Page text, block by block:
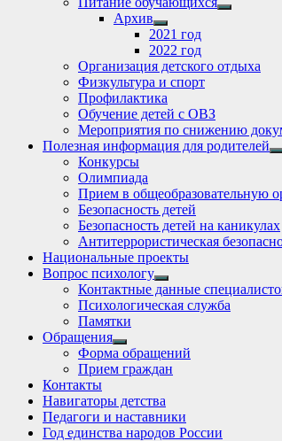
Show
Архив
Show
sub
menu
2021 год
2022 год
Организация детского отдыха
Физкультура и спорт
Профилактика
Обучение детей с ОВЗ
Мероприятия по снижению
Полезная информация для родителей
Конкурсы
Олимпиада
Прием в общеобразовательную
Безопасность детей
Безопасность детей на каникулах
Антитеррористическая
Национальные проекты
Вопрос психологу
Show
sub
menu
Контактные данные
Психологическая служба
Памятки
Обращения
Show
sub
menu
Форма обращений
Прием граждан
Контакты
Навигаторы детства
Педагоги и наставники
Год единства народов России